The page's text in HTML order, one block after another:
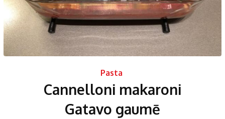
Pasta
Cannelloni makaroni
Gatavo gaumē